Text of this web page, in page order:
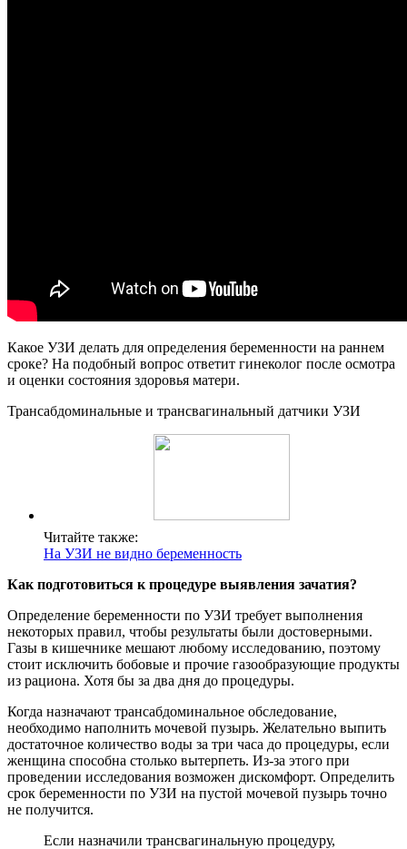
Какое УЗИ делать для определения беременности на раннем
сроке? На подобный вопрос ответит гинеколог после осмотра
и оценки состояния здоровья матери.
Трансабдоминальные и трансвагинальный датчики УЗИ
Читайте также:
На УЗИ не видно беременность
Как подготовиться к процедуре выявления зачатия?
Определение беременности по УЗИ требует выполнения
некоторых правил, чтобы результаты были достоверными.
Газы в кишечнике мешают любому исследованию, поэтому
стоит исключить бобовые и прочие газообразующие продукты
из рациона. Хотя бы за два дня до процедуры.
Когда назначают трансабдоминальное обследование,
необходимо наполнить мочевой пузырь. Желательно выпить
достаточное количество воды за три часа до процедуры, если
женщина способна столько вытерпеть. Из-за этого при
проведении исследования возможен дискомфорт. Определить
срок беременности по УЗИ на пустой мочевой пузырь точно
не получится.
Если назначили трансвагинальную процедуру,